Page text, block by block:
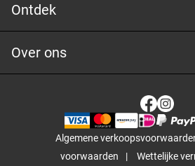
Ontdek
Over ons
Algemene
voorwaarden
Wettelijke